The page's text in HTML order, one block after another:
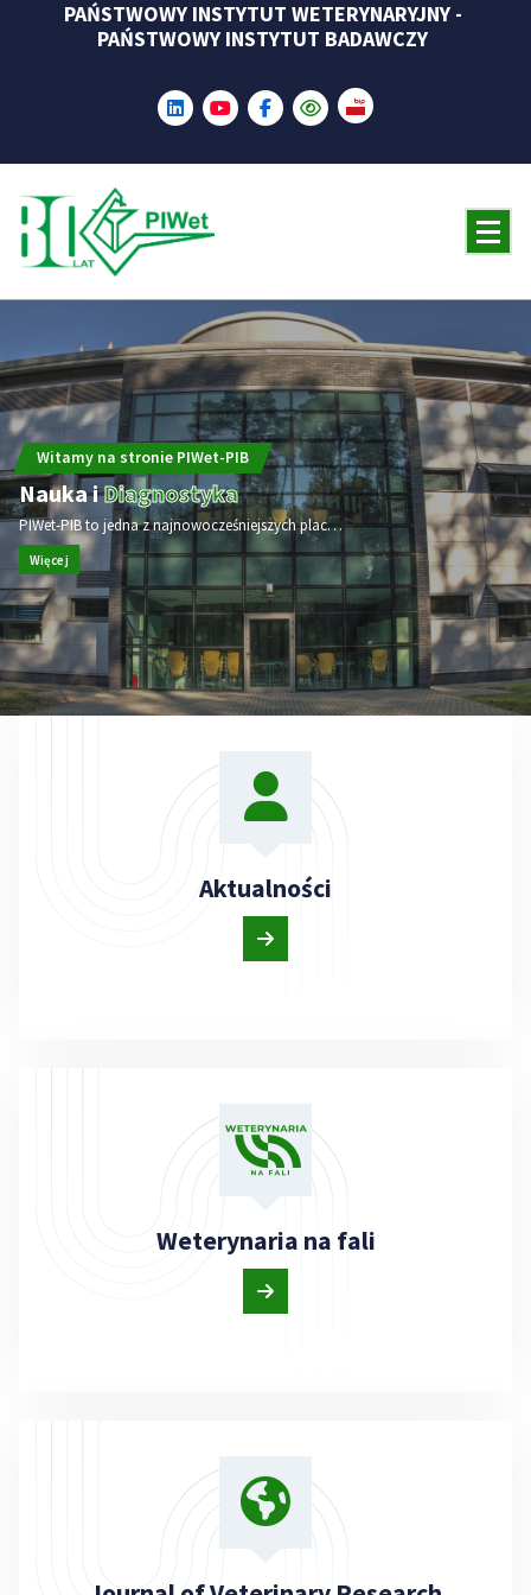
PAŃSTWOWY INSTYTUT WETERYNARYJNY -
PAŃSTWOWY INSTYTUT BADAWCZY
Witamy na stronie PIWet-PIB
Nauka iDiagnostyka
PIWet-PIB to jedna z najnowocześniejszych placówek naukowo-badawczych w dziedzinie weterynarii w Europie i na świecie. W 2025 roku Instytut obchodzi jubileusz 80-lecia.
Więcej
Aktualności
Weterynaria na fali